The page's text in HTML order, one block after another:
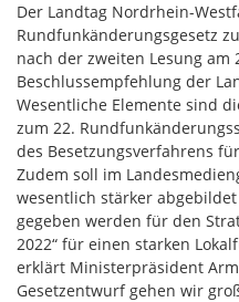
Der Landtag Nordrhein-
Rundfunkänderungsgesetz
nach der zweiten Lesung am
Beschlussempfehlung der
Wesentliche Elemente sind
zum 22.
des Besetzungsverfahrens
Zudem soll im
wesentlich stärker
gegeben werden für den
2022“ für einen starken
erklärt Ministerpräsident
Gesetzentwurf gehen wir